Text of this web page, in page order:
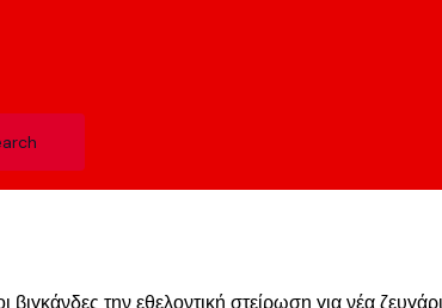
την εθελοντική στείρωση για νέα